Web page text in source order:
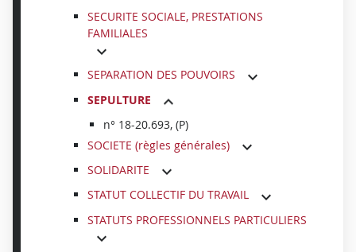
SECURITE SOCIALE, PRESTATIONS
FAMILIALES
SEPARATION DES POUVOIRS
SEPULTURE
n° 18-20.693, (P)
SOCIETE (règles générales)
SOLIDARITE
STATUT COLLECTIF DU TRAVAIL
STATUTS PROFESSIONNELS PARTICULIERS